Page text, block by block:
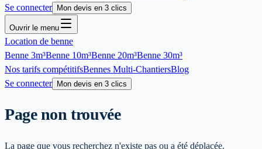
Se connecter
Mon devis en 3 clics
Ouvrir le menu
Location de benne
Benne 3m³Benne 10m³Benne 20m³Benne 30m³
Nos tarifs compétitifsBennes Multi-ChantiersBlog
Se connecter
Mon devis en 3 clics
Page non trouvée
La page que vous recherchez n'existe pas ou a été déplacée.